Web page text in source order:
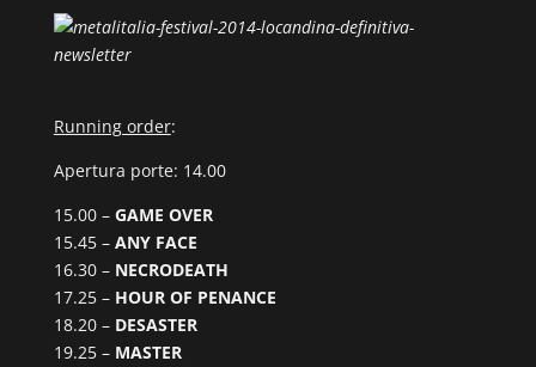
Running order:
Apertura porte: 14.00
15.00 – GAME OVER
15.45 – ANY FACE
16.30 – NECRODEATH
17.25 – HOUR OF PENANCE
18.20 – DESASTER
19.25 – MASTER